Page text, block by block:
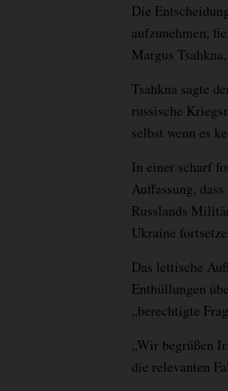
Die
aufzunehmen,
Margus
Tsahkna sagte
russische
selbst wenn es
In einer scharf
Auffassung,
Russlands
Ukraine
Das lettische
Enthüllungen
„berechtigte
„Wir begrüßen
die relevanten